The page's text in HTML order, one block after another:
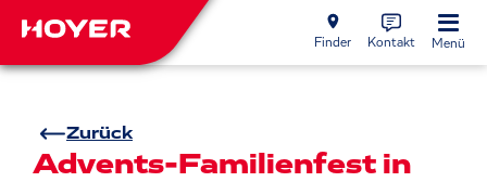
Finder Kontakt Menü
Zurück
Advents-Familienfest in